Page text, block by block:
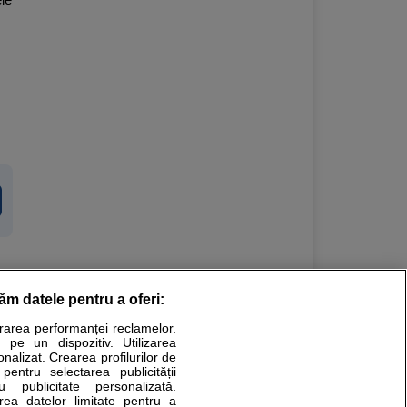
Ele nu pot substitui consultul medical direct si
fie medicul Dvs., fie unul dintre medicii pe care
datele pentru a oferi:
performanței reclamelor.
pe un dispozitiv. Utilizarea
Crearea profilurilor de
selectarea publicității
publicitate personalizată.
datelor limitate pentru a